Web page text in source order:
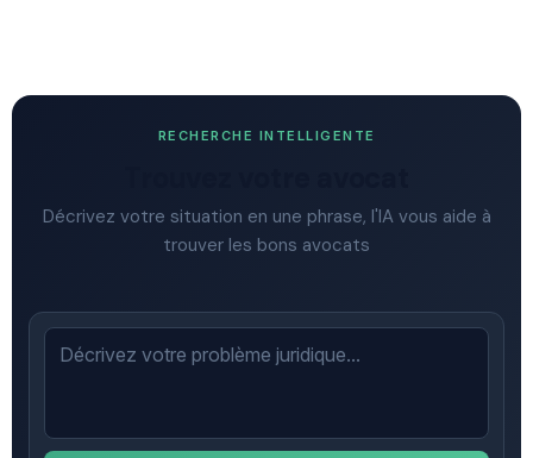
RECHERCHE INTELLIGENTE
Décrivez votre situation en une phrase, l'IA vous aide à
trouver les bons avocats